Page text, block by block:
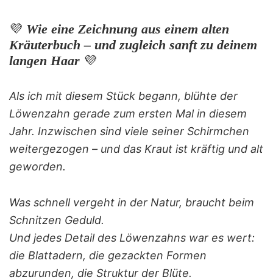
💜 Wie eine Zeichnung aus einem alten
Kräuterbuch – und zugleich sanft zu deinem
langen Haar 💜
Als ich mit diesem Stück begann, blühte der
Löwenzahn gerade zum ersten Mal in diesem
Jahr. Inzwischen sind viele seiner Schirmchen
weitergezogen – und das Kraut ist kräftig und alt
geworden.
Was schnell vergeht in der Natur, braucht beim
Schnitzen Geduld.
Und jedes Detail des Löwenzahns war es wert:
die Blattadern, die gezackten Formen
abzurunden, die Struktur der Blüte.